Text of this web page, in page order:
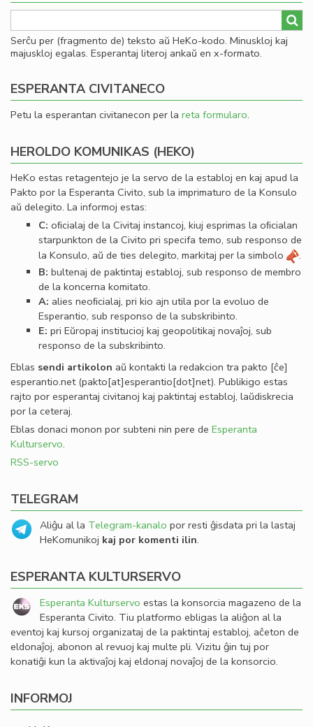
Serĉu per (fragmento de) teksto aŭ HeKo-kodo. Minuskloj kaj
majuskloj egalas. Esperantaj literoj ankaŭ en x-formato.
ESPERANTA CIVITANECO
Petu la esperantan civitanecon per la reta formularo.
HEROLDO KOMUNIKAS (HEKO)
HeKo estas retagentejo je la servo de la establoj en kaj apud la
Pakto por la Esperanta Civito, sub la imprimaturo de la Konsulo
aŭ delegito. La informoj estas:
C: oﬁcialaj de la Civitaj instancoj, kiuj esprimas la oﬁcialan
starpunkton de la Civito pri specifa temo, sub responso de
la Konsulo, aŭ de ties delegito, markitaj per la simbolo
.
B: bultenaj de paktintaj establoj, sub responso de membro
de la koncerna komitato.
A: alies neoﬁcialaj, pri kio ajn utila por la evoluo de
Esperantio, sub responso de la subskribinto.
E: pri Eŭropaj institucioj kaj geopolitikaj novaĵoj, sub
responso de la subskribinto.
Eblas sendi artikolon aŭ kontakti la redakcion tra pakto [ĉe]
esperantio.net(pakto[at]esperantio[dot]net). Publikigo estas
rajto por esperantaj civitanoj kaj paktintaj establoj, laŭdiskrecia
por la ceteraj.
Eblas donaci monon por subteni nin pere de Esperanta
Kulturservo.
RSS-servo
TELEGRAM
Aliĝu al la Telegram-kanalo por resti ĝisdata pri la lastaj
HeKomunikoj kaj por komenti ilin.
ESPERANTA KULTURSERVO
Esperanta Kulturservo estas la konsorcia magazeno de la
Esperanta Civito. Tiu platformo ebligas la aliĝon al la
eventoj kaj kursoj organizataj de la paktintaj establoj, aĉeton de
eldonaĵoj, abonon al revuoj kaj multe pli. Vizitu ĝin tuj por
konatiĝi kun la aktivaĵoj kaj eldonaj novaĵoj de la konsorcio.
INFORMOJ